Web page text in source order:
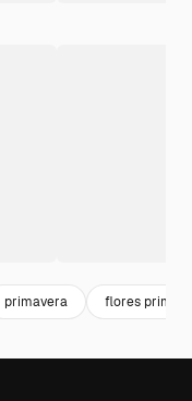
primavera flores